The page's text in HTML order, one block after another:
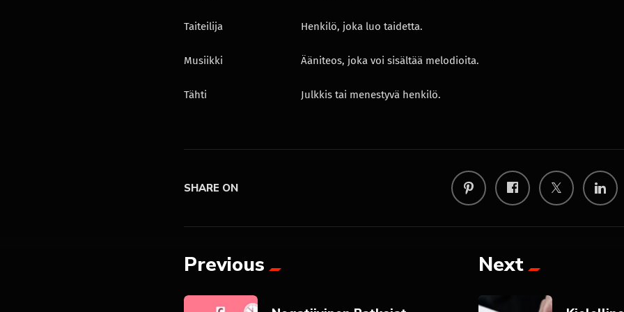
Taiteilija Henkilö, joka luo taidetta.
Musiikki Ääniteos, joka voi sisältää melodioita.
Tähti Julkkis tai menestyvä henkilö.
SHARE ON
Previous Next